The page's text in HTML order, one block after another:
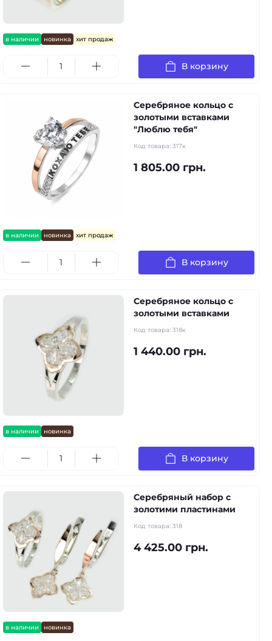
в наличии новинка хит продаж
В корзину
в наличии новинка хит продаж
Серебряное кольцо с
золотыми вставками
"Люблю тебя"
Код товара: 317к
1 805.00 грн.
В корзину
в наличии новинка
Серебряное кольцо с
золотыми вставками
Код товара: 318к
1 440.00 грн.
В корзину
в наличии новинка
Серебряный набор с
золотими пластинами
Код товара: 318
4 425.00 грн.